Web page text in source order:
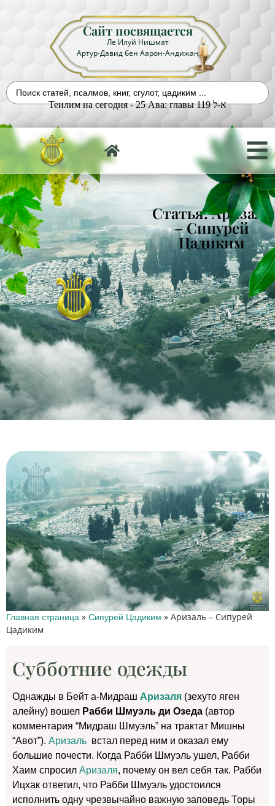
Сайт посвящается
Ле Илуй Нишмат
Артур-Давид бен Аарон-Андижан
Теилим на сегодня - 25 Ава: главы 119 א-ל
Статья: Аризаль
– Сипурей
Цадиким
Главная страница » Сипурей Цадиким » Аризаль – Сипурей
Цадиким
Субботние одежды
Однажды в Бейт а-Мидраш Аризаля (зехуто яген
алейну) вошел Рабби Шмуэль ди Озеда (автор
комментария “Мидраш Шмуэль” на трактат Мишны
“Авот”). Аризаль встал перед ним и оказал ему
большие почести. Когда Рабби Шмуэль ушел, Рабби
Хаим спросил Аризаля, почему он вел себя так. Рабби
Ицхак ответил, что Рабби Шмуэль удостоился
исполнить одну чрезвычайно важную заповедь Торы